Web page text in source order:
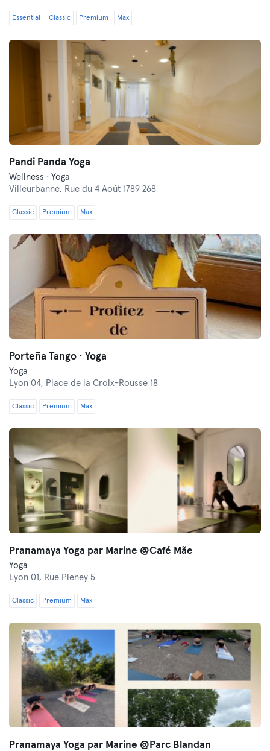
Essential Classic Premium Max
Pandi Panda Yoga
Wellness · Yoga
Villeurbanne, Rue du 4 Août 1789 268
Classic Premium Max
Porteña Tango · Yoga
Yoga
Lyon 04, Place de la Croix-Rousse 18
Classic Premium Max
Pranamaya Yoga par Marine @Café Mãe
Yoga
Lyon 01, Rue Pleney 5
Classic Premium Max
Pranamaya Yoga par Marine @Parc Blandan